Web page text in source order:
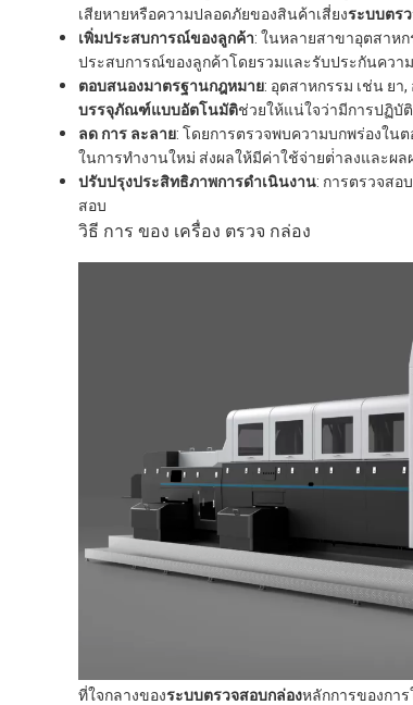
เสียหายหรือความปลอดภัยของสินค้าเสี่ยงระบบตร
เพิ่มประสบการณ์ของลูกค้า: ในหลายสาขาอุตสาห
ประสบการณ์ของลูกค้าโดยรวมและรับประกันความ
ตอบสนองมาตรฐานกฎหมาย: อุตสาหกรรม เช่น ยา,
บรรจุภัณฑ์แบบอัตโนมัติช่วยให้แน่ใจว่ามีการปฏิบั
ลด การ ละลาย: โดยการตรวจพบความบกพร่องใน
ในการทํางานใหม่ ส่งผลให้มีค่าใช้จ่ายต่ําลงและผ
ปรับปรุงประสิทธิภาพการดําเนินงาน: การตรวจสอ
สอบ
วิธี การ ของ เครื่อง ตรวจ กล่อง
ที่ใจกลางของระบบตรวจสอบกล่องหลักการของการ